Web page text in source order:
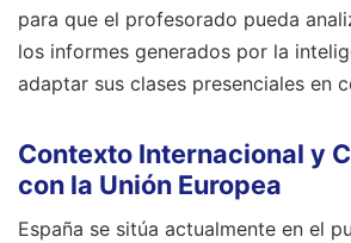
para que el profesorado pueda
los informes generados por la
adaptar sus clases presenciales en
Contexto Internacional y
con la Unión Europea
España se sitúa actualmente en el